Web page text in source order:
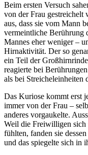
Beim ersten Versuch
von der Frau gestreichelt
aus, dass sie vom Mann
vermeintliche Berührung
Mannes eher weniger –
Hirnaktivität. Der so
ein Teil der
reagierte bei
als bei Streicheleinheiten
Das Kuriose kommt erst
immer von der Frau –
anderes vorgaukelte.
Weil die Freiwilligen sich
fühlten, fanden sie
und das spiegelte sich in